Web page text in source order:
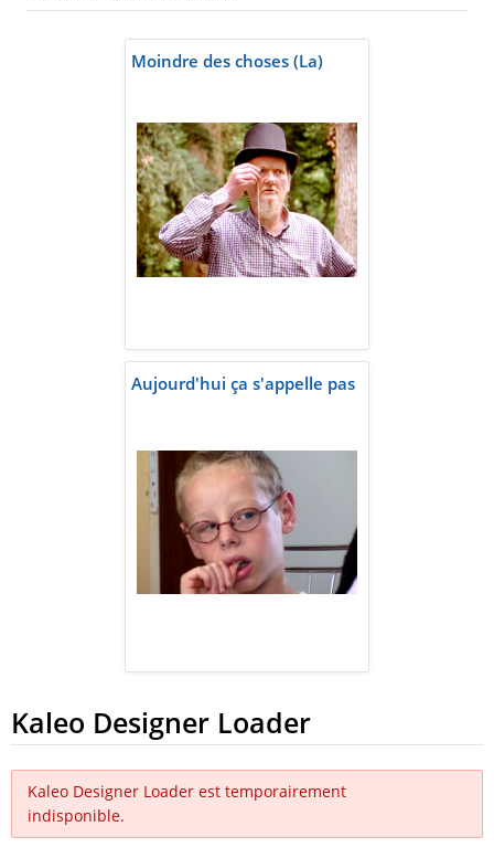
Moindre des choses (La)
Aujourd'hui ça s'appelle pas
Kaleo Designer Loader
Kaleo Designer Loader est temporairement
indisponible.